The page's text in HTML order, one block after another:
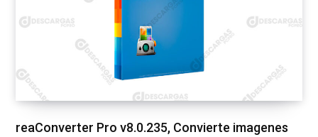
reaConverter Pro v8.0.235, Convierte imagenes